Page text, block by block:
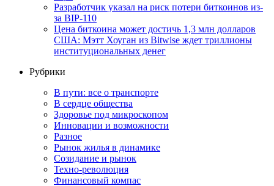
Разработчик указал на риск потери биткоинов из-
за BIP-110
Цена биткоина может достичь 1,3 млн долларов
США: Мэтт Хоуган из Bitwise ждет триллионы
институциональных денег
Рубрики
В пути: все о транспорте
В сердце общества
Здоровье под микроскопом
Инновации и возможности
Разное
Рынок жилья в динамике
Созидание и рынок
Техно-революция
Финансовый компас